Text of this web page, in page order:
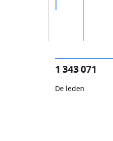
1 343 071
De leden